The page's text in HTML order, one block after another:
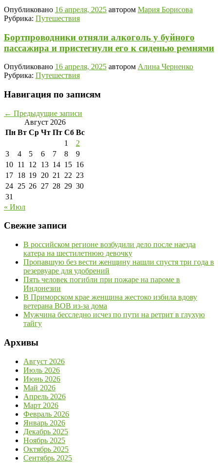
Опубликовано 16 апреля, 2025 автором Мария Борисова
Рубрика: Путешествия
Бортпроводники отняли алкоголь у буйного
пассажира и пристегнули его к сиденью ремнями
Опубликовано 16 апреля, 2025 автором Алина Черненко
Рубрика: Путешествия
Навигация по записям
← Предыдущие записи
Август 2026
Пн Вт Ср Чт Пт Сб Вс
1
2
3
4 5 6 7 8
9
10 11 12 13 14 15 16
17 18 19 20 21 22 23
24 25 26 27 28 29 30
31
« Июл
Свежие записи
В российском регионе возбудили дело после наезда
катера на шестилетнюю девочку
Пропавшую без вести женщину нашли спустя три года в
резервуаре для удобрений
Пять человек погибли при пожаре на пароме в
Индонезии
В Приморском крае женщина жестоко избила вдову
ветерана ВОВ из-за дома
Мужчина бесследно исчез по пути на ретрит в глухую
тайгу
Архивы
Август 2026
Июль 2026
Июнь 2026
Май 2026
Апрель 2026
Март 2026
Февраль 2026
Январь 2026
Декабрь 2025
Ноябрь 2025
Октябрь 2025
Сентябрь 2025